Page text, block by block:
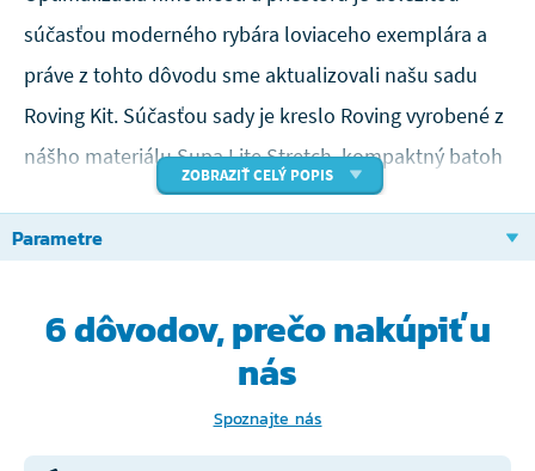
súčasťou moderného rybára loviaceho exemplára a
práve z tohto dôvodu sme aktualizovali našu sadu
Roving Kit. Súčasťou sady je kreslo Roving vyrobené z
nášho materiálu Supa Lite Stretch, kompaktný batoh
Roving Ruckbag a štíhly toulec na 2 prúty Roving
Quiver. Kreslo a batoh je možné nosiť ako jeden celok
prvky spája. Je to dokonalý spôsob, ako zostať
mobilný bez toho, aby ste museli obetovať kvalitu
ZOBRAZIŤ CELÝ POPIS
Parametre
6 dôvodov, prečonakúpiť u
nás
Spoznajte nás